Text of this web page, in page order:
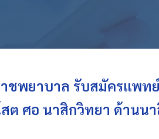
ชพยาบาล รับสมัครแพท
ต ศอ นาสิกวิทยา ด้านน